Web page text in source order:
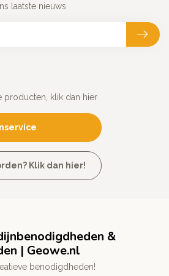
producten, klik dan hier
Klik dan hier!
laatste nieuws
&
| Geowe.nl
benodigdheden!